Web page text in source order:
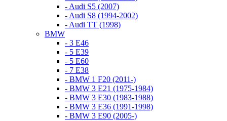
- Audi S5 (2007)
- Audi S8 (1994-2002)
- Audi TT (1998)
BMW
- 3 E46
- 5 E39
- 5 E60
- 7 E38
- BMW 1 F20 (2011-)
- BMW 3 E21 (1975-1984)
- BMW 3 E30 (1983-1988)
- BMW 3 E36 (1991-1998)
- BMW 3 E90 (2005-)